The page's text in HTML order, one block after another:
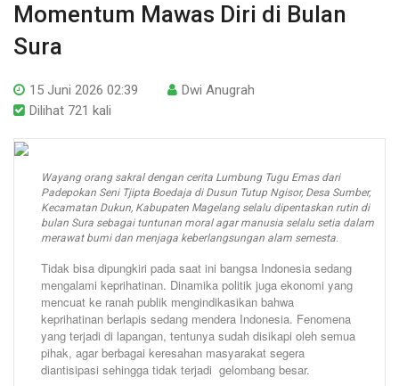
Momentum Mawas Diri di Bulan
Sura
15 Juni 2026 02:39
Dwi Anugrah
Dilihat 721 kali
Wayang orang sakral dengan cerita Lumbung Tugu Emas dari
Padepokan Seni Tjipta Boedaja di Dusun Tutup Ngisor, Desa Sumber,
Kecamatan Dukun, Kabupaten Magelang selalu dipentaskan rutin di
bulan Sura sebagai tuntunan moral agar manusia selalu setia dalam
merawat bumi dan menjaga keberlangsungan alam semesta.
Tidak bisa dipungkiri pada saat ini bangsa Indonesia sedang
mengalami keprihatinan. Dinamika politik juga ekonomi yang
mencuat ke ranah publik mengindikasikan bahwa
keprihatinan berlapis sedang mendera Indonesia. Fenomena
yang terjadi di lapangan, tentunya sudah disikapi oleh semua
pihak, agar berbagai keresahan masyarakat segera
diantisipasi sehingga tidak terjadi gelombang besar.